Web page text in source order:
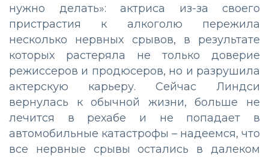
нужно делать»: актриса из-за своего
пристрастия к алкоголю пережила
несколько нервных срывов, в результате
которых растеряла не только доверие
режиссеров и продюсеров, но и разрушила
актерскую карьеру. Сейчас Линдси
вернулась к обычной жизни, больше не
лечится в рехабе и не попадает в
автомобильные катастрофы – надеемся, что
все нервные срывы остались в далеком